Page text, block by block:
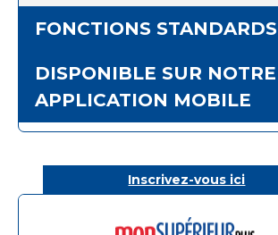
FONCTIONS STANDARDS
DISPONIBLE SUR NOTRE
APPLICATION MOBILE
Inscrivez-vous ici